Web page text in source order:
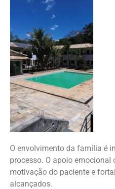
O envolvimento da família é
processo. O apoio emocional
motivação do paciente e
alcançados.